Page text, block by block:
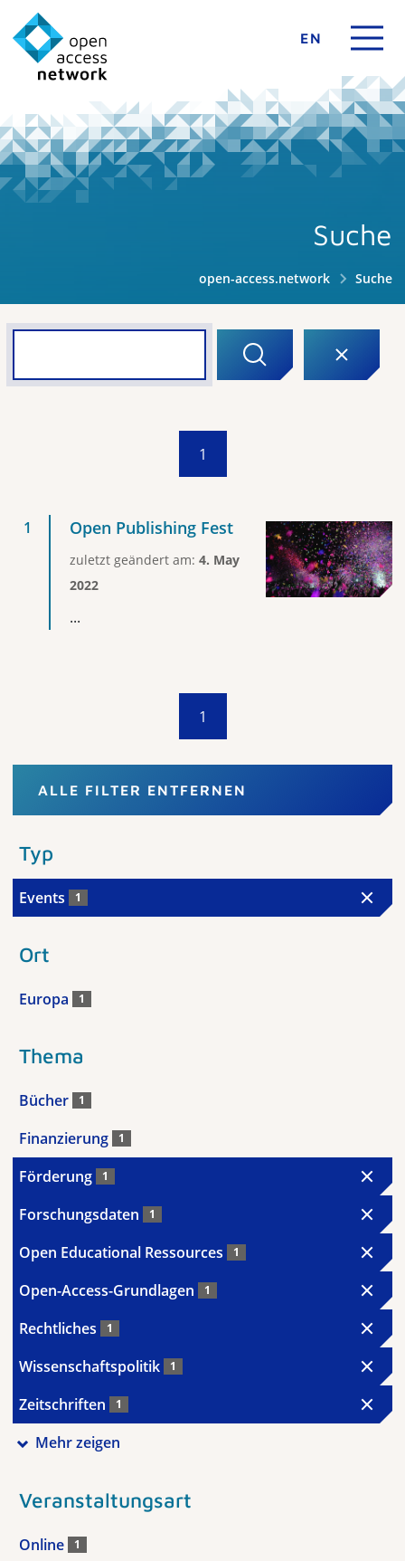
EN
Suche
open-access.network Suche
1
Open Publishing Fest
zuletzt geändert am: 4. May
2022
...
1
ALLE FILTER ENTFERNEN
Typ
Events 1
Ort
Europa 1
Thema
Bücher 1
Finanzierung 1
Förderung 1
Forschungsdaten 1
Open Educational Ressources 1
Open-Access-Grundlagen 1
Rechtliches 1
Wissenschaftspolitik 1
Zeitschriften 1
Mehr zeigen
Veranstaltungsart
Online 1